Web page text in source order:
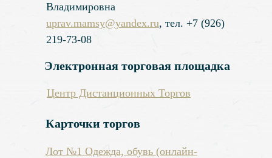
Электронная торговая площадка
Владимировна
uprav.mamsy@yandex.ru, тел. +7 (926)
219-73-08
Карточки торгов
Центр Дистанционных Торгов
Лот №1 Одежда, обувь (онлайн-